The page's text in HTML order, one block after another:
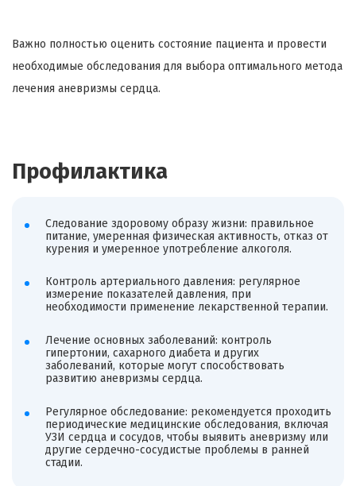
Важно полностью оценить состояние пациента и провести
необходимые обследования для выбора оптимального метода
лечения аневризмы сердца.
Профилактика
Следование здоровому образу жизни: правильное
питание, умеренная физическая активность, отказ от
курения и умеренное употребление алкоголя.
Контроль артериального давления: регулярное
измерение показателей давления, при
необходимости применение лекарственной терапии.
Лечение основных заболеваний: контроль
гипертонии, сахарного диабета и других
заболеваний, которые могут способствовать
развитию аневризмы сердца.
Регулярное обследование: рекомендуется проходить
периодические медицинские обследования, включая
УЗИ сердца и сосудов, чтобы выявить аневризму или
другие сердечно-сосудистые проблемы в ранней
стадии.